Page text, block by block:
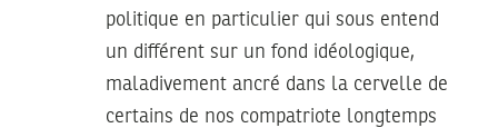
politique en particulier qui sous entend
un différent sur un fond idéologique,
maladivement ancré dans la cervelle de
certains de nos compatriote longtemps